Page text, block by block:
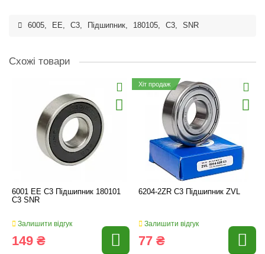
6005, EE, C3, Підшипник, 180105, C3, SNR
Схожі товари
6001 EE C3 Підшипник 180101
C3 SNR
Залишити відгук
149 ₴
Хіт продаж
6204-2ZR C3 Підшипник ZVL
Залишити відгук
77 ₴